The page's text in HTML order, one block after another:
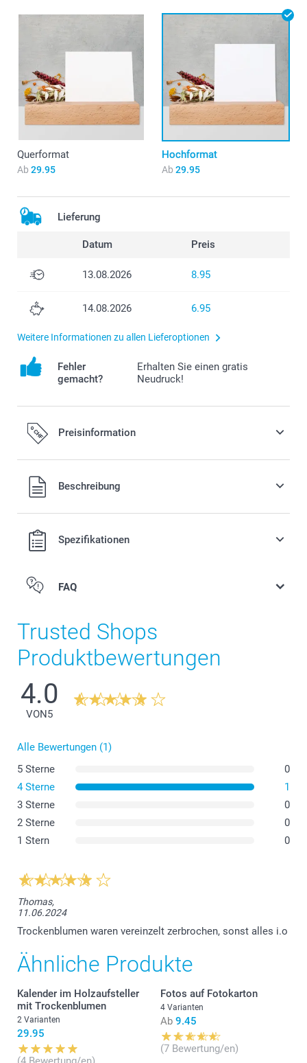
Querformat
Ab 29.95
Hochformat
Ab 29.95
Lieferung
Datum Preis
13.08.2026 8.95
14.08.2026 6.95
Weitere Informationen zu allen Lieferoptionen
Fehler
gemacht?
Erhalten Sie einen gratis
Neudruck!
Preisinformation
Alle Preise verstehen sich in Schweizer Franken (CHF) inkl.
MwSt. und zzgl. Versandkosten.
Beschreibung
Spezifikationen
FAQ
Trusted Shops
Produktbewertungen
4.0
VON5
Alle Bewertungen (1)
5 Sterne
0
4 Sterne
1
3 Sterne
0
2 Sterne
0
1 Stern
0
Thomas,
11.06.2024
Trockenblumen waren vereinzelt zerbrochen, sonst alles i.o
Ähnliche Produkte
Kalender im Holzaufsteller
mit Trockenblumen
2 Varianten
29.95
Fotos auf Fotokarton
4 Varianten
Ab 9.45
(7 Bewertung/en)